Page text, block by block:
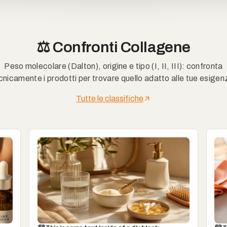
⚖️ Confronti Collagene
Peso molecolare (Dalton), origine e tipo (I, II, III): confronta
i prodotti per trovare quello adatto alle tue
Tutte le classifiche